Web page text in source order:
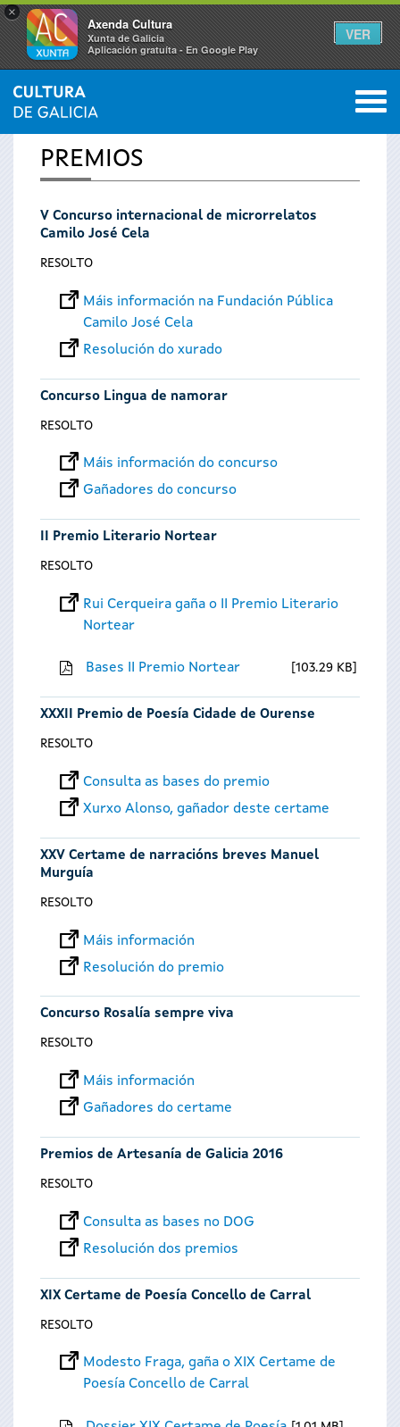
×
Axenda Cultura
Xunta de Galicia
Aplicación gratuíta - En Google Play
VER
Vostede
está
aquí
INICIO 0
PREMIOS
V Concurso internacional de microrrelatos
Camilo José Cela
RESOLTO
Máis información na Fundación Pública
Camilo José Cela
Resolución do xurado
Concurso Lingua de namorar
RESOLTO
Máis información do concurso
Gañadores do concurso
II Premio Literario Nortear
RESOLTO
Rui Cerqueira gaña o II Premio Literario
Nortear
Bases II Premio Nortear 103.29 KB
XXXII Premio de Poesía Cidade de Ourense
RESOLTO
Consulta as bases do premio
Xurxo Alonso, gañador deste certame
XXV Certame de narracións breves Manuel
Murguía
RESOLTO
Máis información
Resolución do premio
Concurso Rosalía sempre viva
RESOLTO
Máis información
Gañadores do certame
Premios de Artesanía de Galicia 2016
RESOLTO
Consulta as bases no DOG
Resolución dos premios
XIX Certame de Poesía Concello de Carral
RESOLTO
Modesto Fraga, gaña o XIX Certame de
Poesía Concello de Carral